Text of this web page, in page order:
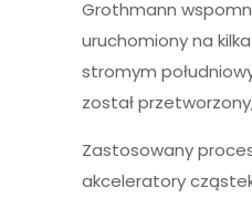
Grothmann
uruchomiony na
stromym
został
Zastosowany
akceleratory